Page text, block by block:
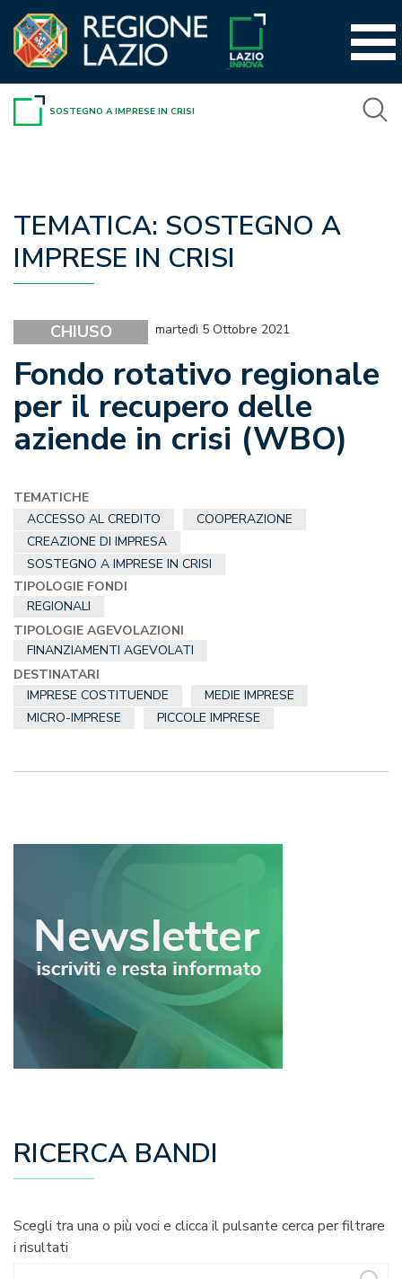
contenuto
SOSTEGNO A IMPRESE IN CRISI
TEMATICA: SOSTEGNO A
IMPRESE IN CRISI
CHIUSO martedì 5 Ottobre 2021
Fondo rotativo regionale
per il recupero delle
aziende in crisi (WBO)
TEMATICHE
ACCESSO AL CREDITO
COOPERAZIONE
CREAZIONE DI IMPRESA
SOSTEGNO A IMPRESE IN CRISI
TIPOLOGIE FONDI
REGIONALI
TIPOLOGIE AGEVOLAZIONI
FINANZIAMENTI AGEVOLATI
DESTINATARI
IMPRESE COSTITUENDE
MEDIE IMPRESE
MICRO-IMPRESE
PICCOLE IMPRESE
RICERCA BANDI
Scegli tra una o più voci e clicca il pulsante cerca per filtrare
i risultati